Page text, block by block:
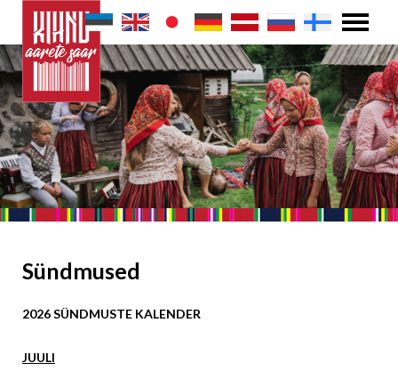
Sündmused
2026 SÜNDMUSTE KALENDER
JUULI